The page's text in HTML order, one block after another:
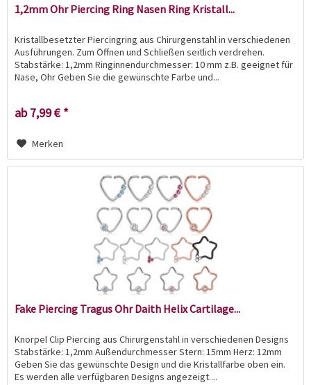
1,2mm Ohr Piercing Ring Nasen Ring Kristall...
Kristallbesetzter Piercingring aus Chirurgenstahl in verschiedenen
Ausführungen. Zum Öffnen und Schließen seitlich verdrehen.
Stabstärke: 1,2mm Ringinnendurchmesser: 10 mm z.B. geeignet für
Nase, Ohr Geben Sie die gewünschte Farbe und...
ab 7,99 € *
Merken
Fake Piercing Tragus Ohr Daith Helix Cartilage...
Knorpel Clip Piercing aus Chirurgenstahl in verschiedenen Designs
Stabstärke: 1,2mm Außendurchmesser Stern: 15mm Herz: 12mm
Geben Sie das gewünschte Design und die Kristallfarbe oben ein.
Es werden alle verfügbaren Designs angezeigt....